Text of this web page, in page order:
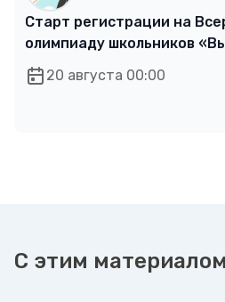
Старт регистрации на
олимпиаду школьников
20 августа 00:00
С этим